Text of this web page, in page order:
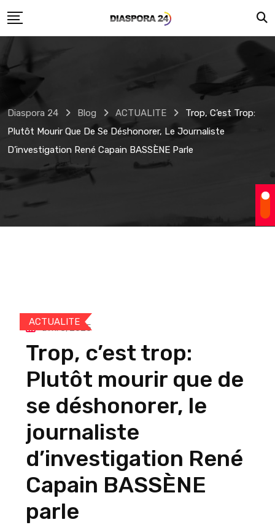
to
Diaspora 24 Blog ACTUALITE
Trop, C’est Trop:
Plutôt Mourir Que De Se Déshonorer, Le Journaliste
D’investigation René Capain BASSÈNE Parle
ACTUALITE
avril 8, 2025
Trop, c’est trop:
Plutôt mourir que de
se déshonorer, le
journaliste
d’investigation René
Capain BASSÈNE
parle